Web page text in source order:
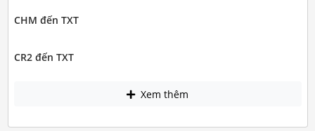
CHM đến TXT
CR2 đến TXT
Xem thêm